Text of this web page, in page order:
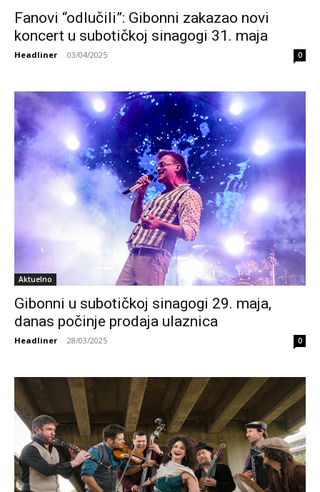
Fanovi “odlučili”: Gibonni zakazao novi
koncert u subotičkoj sinagogi 31. maja
Headliner - 03/04/2025 0
Aktuelno
Gibonni u subotičkoj sinagogi 29. maja,
danas počinje prodaja ulaznica
Headliner - 28/03/2025 0